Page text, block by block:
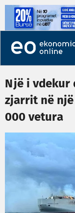
Një i vdekur
zjarrit në
000 vetura